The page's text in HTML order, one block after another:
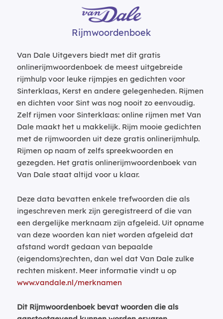
Rijmwoordenboek
Van Dale Uitgevers biedt met dit gratis
onlinerijmwoordenboek de meest uitgebreide
rijmhulp voor leuke rijmpjes en gedichten voor
Sinterklaas, Kerst en andere gelegenheden. Rijmen
en dichten voor Sint was nog nooit zo eenvoudig.
Zelf rijmen voor Sinterklaas: online rijmen met Van
Dale maakt het u makkelijk. Rijm mooie gedichten
met de rijmwoorden uit deze gratis onlinerijmhulp.
Rijmen op naam of zelfs spreekwoorden en
gezegden. Het gratis onlinerijmwoordenboek van
Van Dale staat altijd voor u klaar.
Deze data bevatten enkele trefwoorden die als
ingeschreven merk zijn geregistreerd of die van
een dergelijke merknaam zijn afgeleid. Uit opname
van deze woorden kan niet worden afgeleid dat
afstand wordt gedaan van bepaalde
(eigendoms)rechten, dan wel dat Van Dale zulke
rechten miskent. Meer informatie vindt u op
www.vandale.nl/merknamen
Dit Rijmwoordenboek bevat woorden die als